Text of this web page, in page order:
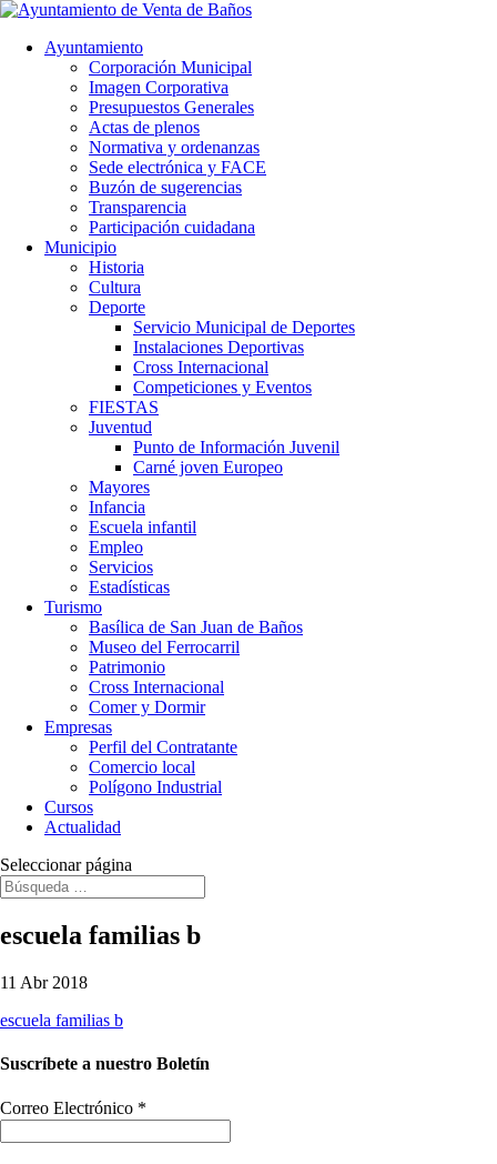
Ayuntamiento
Corporación Municipal
Imagen Corporativa
Presupuestos Generales
Actas de plenos
Normativa y ordenanzas
Sede electrónica y FACE
Buzón de sugerencias
Transparencia
Participación cuidadana
Municipio
Historia
Cultura
Deporte
Servicio Municipal de Deportes
Instalaciones Deportivas
Cross Internacional
Competiciones y Eventos
FIESTAS
Juventud
Punto de Información Juvenil
Carné joven Europeo
Mayores
Infancia
Escuela infantil
Empleo
Servicios
Estadísticas
Turismo
Basílica de San Juan de Baños
Museo del Ferrocarril
Patrimonio
Cross Internacional
Comer y Dormir
Empresas
Perfil del Contratante
Comercio local
Polígono Industrial
Cursos
Actualidad
Seleccionar página
escuela familias b
11 Abr 2018
escuela familias b
Suscríbete a nuestro Boletín
Correo Electrónico *